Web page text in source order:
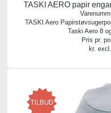
TASKI AERO papir
TASKI Aero
Taski Aero 8
Pris pr.
kr.
TILBUD